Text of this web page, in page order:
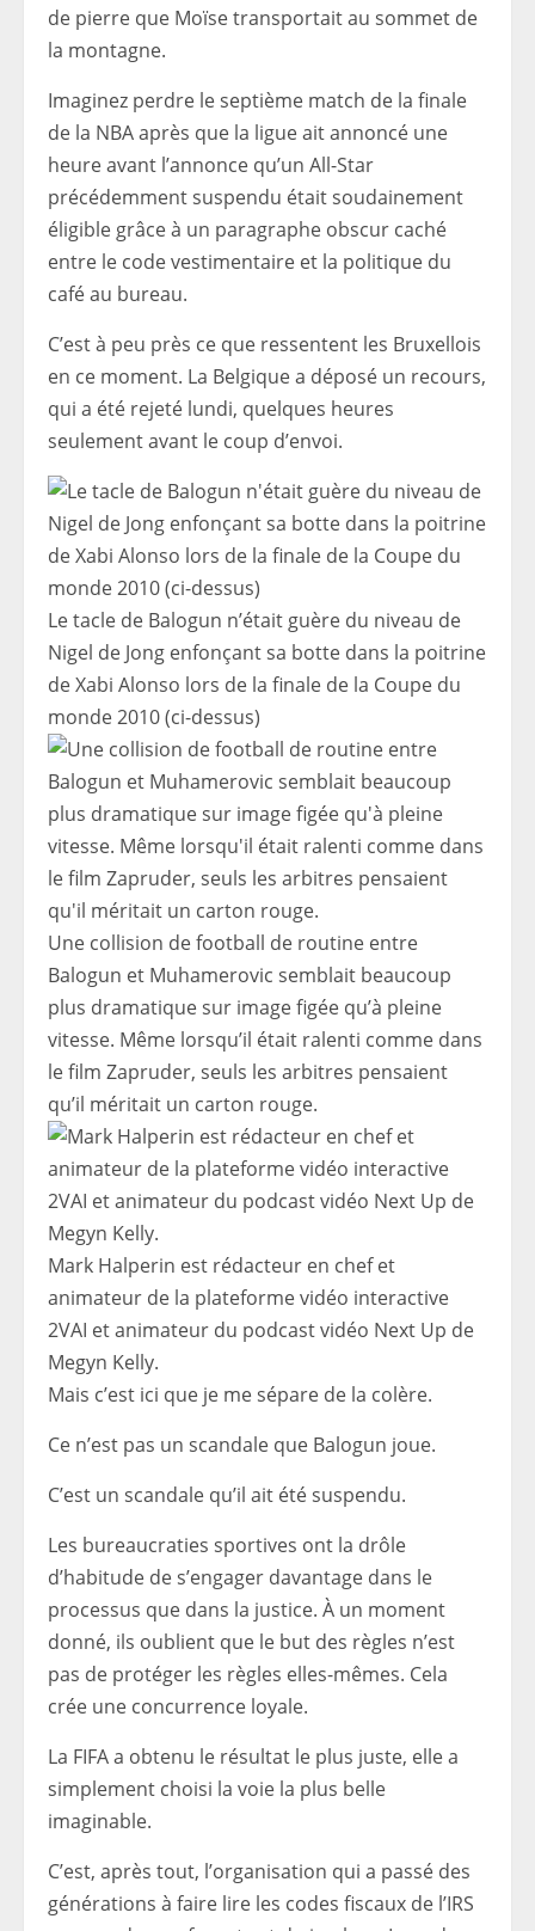
de pierre que Moïse transportait au sommet de
la montagne.
Imaginez perdre le septième match de la finale
de la NBA après que la ligue ait annoncé une
heure avant l’annonce qu’un All-Star
précédemment suspendu était soudainement
éligible grâce à un paragraphe obscur caché
entre le code vestimentaire et la politique du
café au bureau.
C’est à peu près ce que ressentent les Bruxellois
en ce moment. La Belgique a déposé un recours,
qui a été rejeté lundi, quelques heures
seulement avant le coup d’envoi.
Le tacle de Balogun n’était guère du niveau de
Nigel de Jong enfonçant sa botte dans la poitrine
de Xabi Alonso lors de la finale de la Coupe du
monde 2010 (ci-dessus)
Une collision de football de routine entre
Balogun et Muhamerovic semblait beaucoup
plus dramatique sur image figée qu’à pleine
vitesse. Même lorsqu’il était ralenti comme dans
le film Zapruder, seuls les arbitres pensaient
qu’il méritait un carton rouge.
Mark Halperin est rédacteur en chef et
animateur de la plateforme vidéo interactive
2VAI et animateur du podcast vidéo Next Up de
Megyn Kelly.
Mais c’est ici que je me sépare de la colère.
Ce n’est pas un scandale que Balogun joue.
C’est un scandale qu’il ait été suspendu.
Les bureaucraties sportives ont la drôle
d’habitude de s’engager davantage dans le
processus que dans la justice. À un moment
donné, ils oublient que le but des règles n’est
pas de protéger les règles elles-mêmes. Cela
crée une concurrence loyale.
La FIFA a obtenu le résultat le plus juste, elle a
simplement choisi la voie la plus belle
imaginable.
C’est, après tout, l’organisation qui a passé des
générations à faire lire les codes fiscaux de l’IRS